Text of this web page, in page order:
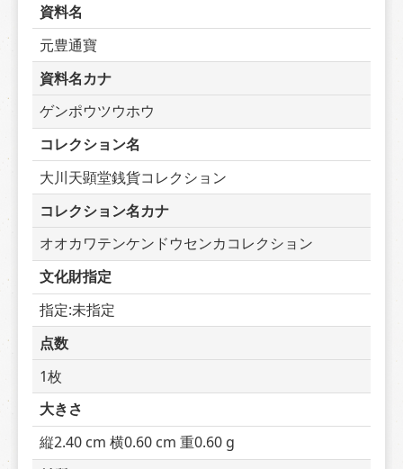
資料名
元豊通寶
資料名カナ
ゲンポウツウホウ
コレクション名
大川天顕堂銭貨コレクション
コレクション名カナ
オオカワテンケンドウセンカコレクション
文化財指定
指定:未指定
点数
1枚
大きさ
縦2.40 cm 横0.60 cm 重0.60 g